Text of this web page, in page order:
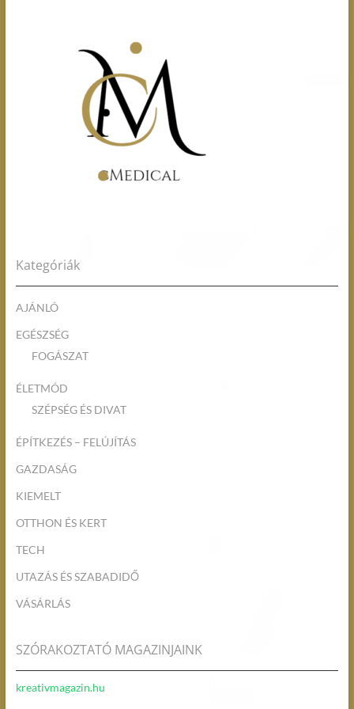
Kategóriák
AJÁNLÓ
EGÉSZSÉG
FOGÁSZAT
ÉLETMÓD
SZÉPSÉG ÉS DIVAT
ÉPÍTKEZÉS – FELÚJÍTÁS
GAZDASÁG
KIEMELT
OTTHON ÉS KERT
TECH
UTAZÁS ÉS SZABADIDŐ
VÁSÁRLÁS
SZÓRAKOZTATÓ MAGAZINJAINK
kreativmagazin.hu